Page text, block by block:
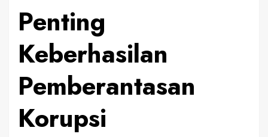
Penting
Keberhasilan
Pemberantasan
Korupsi